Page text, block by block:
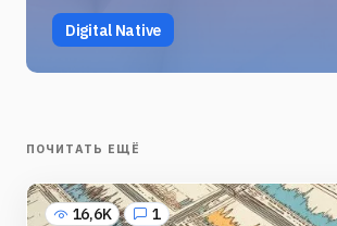
Digital Native
ПОЧИТАТЬ ЕЩЁ
16,6K 1